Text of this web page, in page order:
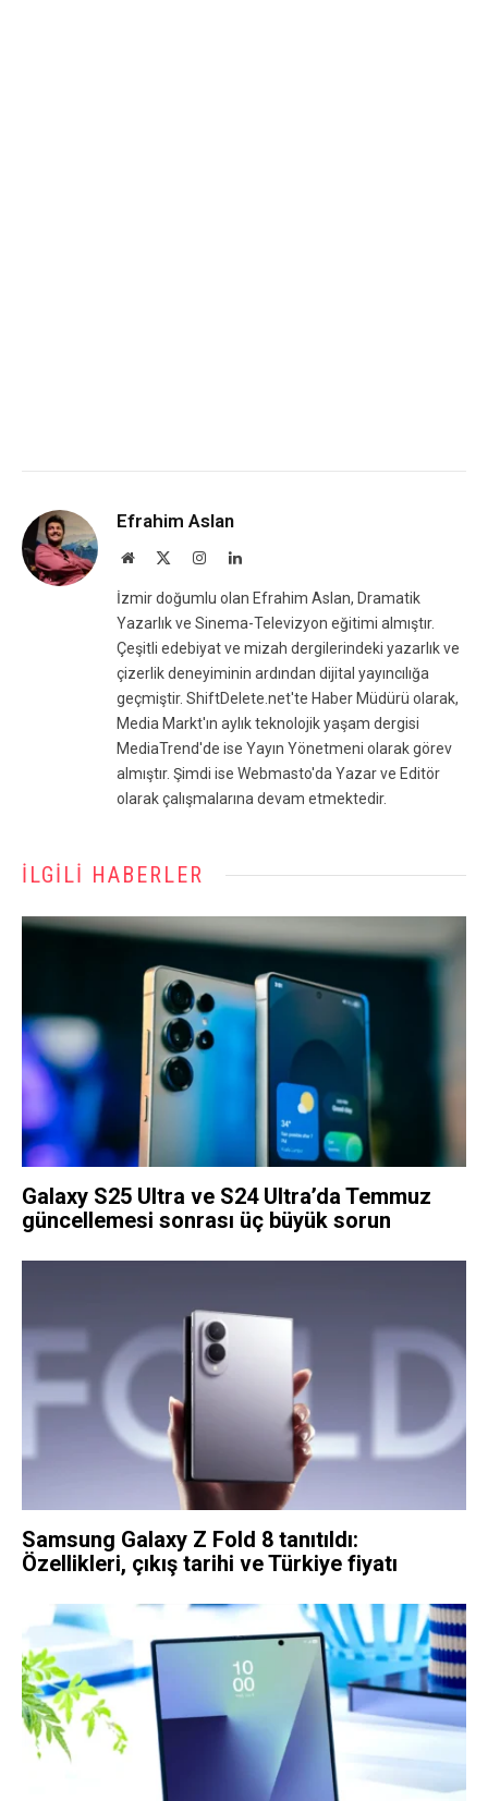
Efrahim Aslan
Website InstagramLinkedIn
İzmir doğumlu olan Efrahim Aslan, Dramatik
Yazarlık ve Sinema-Televizyon eğitimi almıştır.
Çeşitli edebiyat ve mizah dergilerindeki yazarlık ve
çizerlik deneyiminin ardından dijital yayıncılığa
geçmiştir. ShiftDelete.net'te Haber Müdürü olarak,
Media Markt'ın aylık teknolojik yaşam dergisi
MediaTrend'de ise Yayın Yönetmeni olarak görev
almıştır. Şimdi ise Webmasto'da Yazar ve Editör
olarak çalışmalarına devam etmektedir.
İLGILI HABERLER
Galaxy S25 Ultra ve S24 Ultra’da Temmuz
güncellemesi sonrası üç büyük sorun
Samsung Galaxy Z Fold 8 tanıtıldı:
Özellikleri, çıkış tarihi ve Türkiye fiyatı